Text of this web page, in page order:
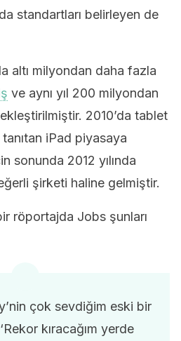
standartları belirleyen de
altı milyondan daha fazla
ve aynı yıl 200 milyondan
2010’da tablet
iPad piyasaya
sonunda 2012 yılında
şirketi haline gelmiştir.
röportajda Jobs şunları
çok sevdiğim eski bir
kıracağım yerde